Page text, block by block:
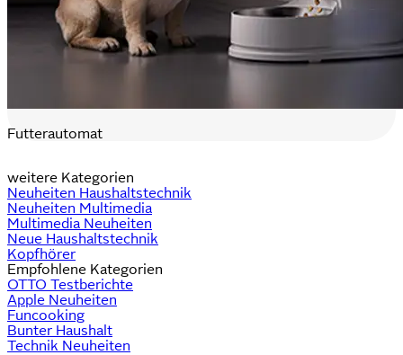
Futterautomat
weitere Kategorien
Neuheiten Haushaltstechnik
Neuheiten Multimedia
Multimedia Neuheiten
Neue Haushaltstechnik
Kopfhörer
Empfohlene Kategorien
OTTO Testberichte
Apple Neuheiten
Funcooking
Bunter Haushalt
Technik Neuheiten